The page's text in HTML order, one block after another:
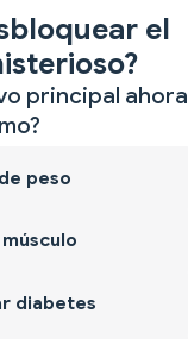
el
principal ahora
peso
diabetes